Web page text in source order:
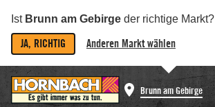
Ist Brunn am Gebirge der richtige Markt?
JA, RICHTIG Anderen Markt wählen
Brunn am Gebirge